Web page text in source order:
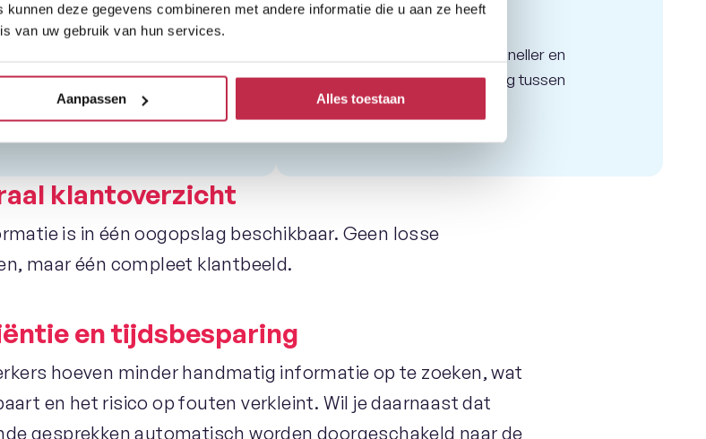
deze gegevens combineren met andere informatie die u aan ze heeft
van uw gebruik van hun services.
Aanpassen Alles toestaan
Dynamics 365
op in.
Itris
Woningcorporaties werken sneller en
efficiënter met een koppeling tussen
huurdersdata en telefonie.
klantoverzicht
is in één oogopslag beschikbaar. Geen losse
maar één compleet klantbeeld.
en tijdsbesparing
hoeven minder handmatig informatie op te zoeken, wat
en het risico op fouten verkleint. Wil je daarnaast dat
gesprekken automatisch worden doorgeschakeld naar de